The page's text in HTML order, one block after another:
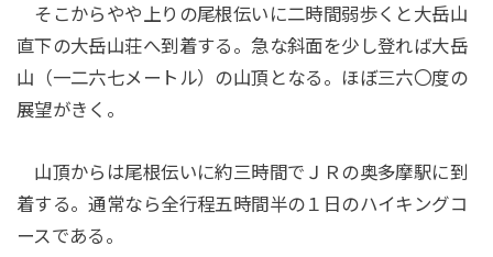
そこからやや上りの尾根伝いに二時間弱歩くと大岳山
直下の大岳山荘へ到着する。急な斜面を少し登れば大岳
山（一二六七メートル）の山頂となる。ほぼ三六〇度の
展望がきく。
山頂からは尾根伝いに約三時間でＪＲの奥多摩駅に到
着する。通常なら全行程五時間半の１日のハイキングコ
ースである。